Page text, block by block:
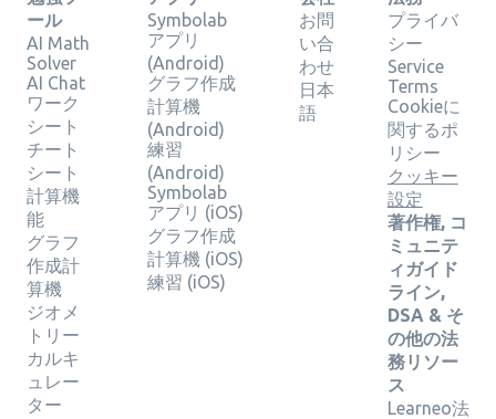
ール
AI Math
Solver
AI Chat
ワーク
シート
チート
シート
計算機
能
グラフ
作成計
算機
ジオメ
トリー
カルキ
ュレー
ター
Symbolab
アプリ
(Android)
グラフ作成
計算機
(Android)
練習
(Android)
Symbolab
アプリ (iOS)
グラフ作成
計算機 (iOS)
練習 (iOS)
お問
い合
わせ
日本
語
プライバ
シー
Service
Terms
Cookieに
関するポ
リシー
クッキー
設定
著作権, コ
ミュニテ
ィガイド
ライン,
DSA & そ
の他の法
務リソー
ス
Learneo法